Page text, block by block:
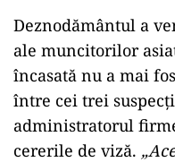
Deznodământul a
ale muncitorilor
încasată nu a mai
între cei trei
administratorul
cererile de viză.